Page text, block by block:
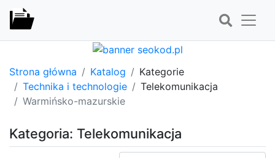
Strona główna Katalog
Kategorie
Technika i technologie
Telekomunikacja
Warmińsko-mazurskie
Kategoria: Telekomunikacja